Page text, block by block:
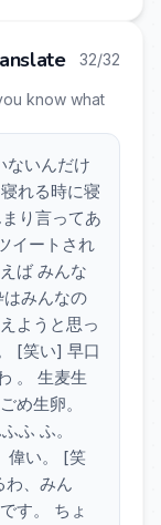
32/32
know what
ないんだけ
れる時に寝
り言ってあ
イートされ
ば みんな
みんなの
ようと思っ
[笑い] 早口
。 生麦生
め生卵。
ふ ふ。
偉い。 [笑
わ、みん
す。 ちょ